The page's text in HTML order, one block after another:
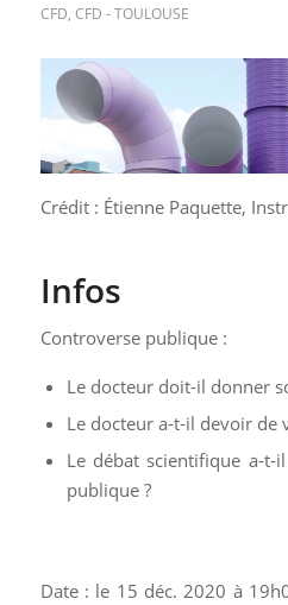
CFD, CFD - TOULOUSE
Crédit : Étienne Paquette,
Infos
Controverse publique :
Le docteur doit-il donner
Le docteur a-t-il devoir de
Le débat scientifique a-t-
publique ?
Date : le 15 déc. 2020 à